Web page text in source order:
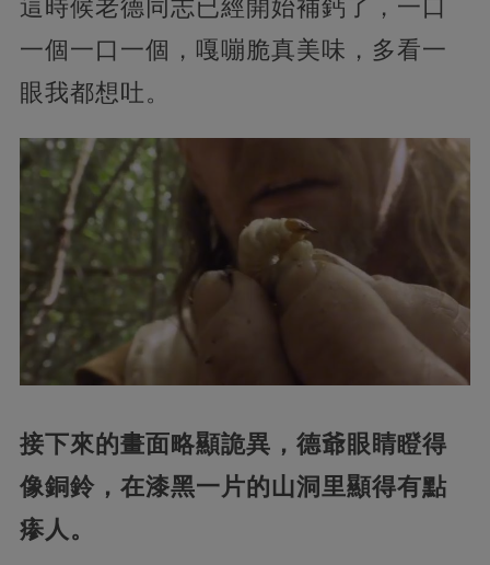
這時候老德同志已經開始補鈣了，一口
一個一口一個，嘎嘣脆真美味，多看一
眼我都想吐。
接下來的畫面略顯詭異，德爺眼睛瞪得
像銅鈴，在漆黑一片的山洞里顯得有點
瘆人。